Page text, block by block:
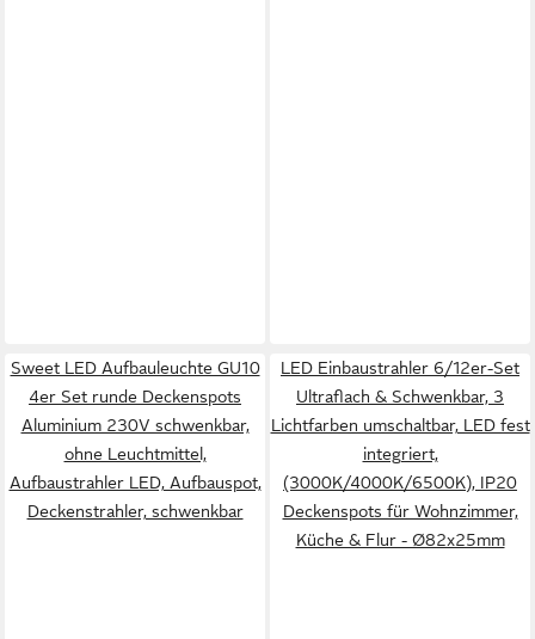
Sweet LED Aufbauleuchte GU10
4er Set runde Deckenspots
Aluminium 230V schwenkbar,
ohne Leuchtmittel,
Aufbaustrahler LED, Aufbauspot,
Deckenstrahler, schwenkbar
LED Einbaustrahler 6/12er-Set
Ultraflach & Schwenkbar, 3
Lichtfarben umschaltbar, LED fest
integriert,
(3000K/4000K/6500K), IP20
Deckenspots für Wohnzimmer,
Küche & Flur - Ø82x25mm